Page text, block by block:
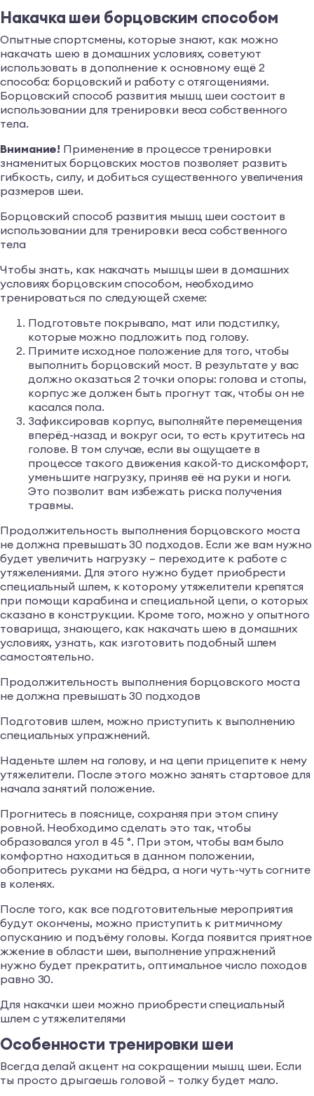
Накачка шеи борцовским способом
Опытные спортсмены, которые знают, как можно
накачать шею в домашних условиях, советуют
использовать в дополнение к основному ещё 2
способа: борцовский и работу с отягощениями.
Борцовский способ развития мышц шеи состоит в
использовании для тренировки веса собственного
тела.
Внимание! Применение в процессе тренировки
знаменитых борцовских мостов позволяет развить
гибкость, силу, и добиться существенного увеличения
размеров шеи.
Борцовский способ развития мышц шеи состоит в
использовании для тренировки веса собственного
тела
Чтобы знать, как накачать мышцы шеи в домашних
условиях борцовским способом, необходимо
тренироваться по следующей схеме:
Подготовьте покрывало, мат или подстилку,
которые можно подложить под голову.
Примите исходное положение для того, чтобы
выполнить борцовский мост. В результате у вас
должно оказаться 2 точки опоры: голова и стопы,
корпус же должен быть прогнут так, чтобы он не
касался пола.
Зафиксировав корпус, выполняйте перемещения
вперёд-назад и вокруг оси, то есть крутитесь на
голове. В том случае, если вы ощущаете в
процессе такого движения какой-то дискомфорт,
уменьшите нагрузку, приняв её на руки и ноги.
Это позволит вам избежать риска получения
травмы.
Продолжительность выполнения борцовского моста
не должна превышать 30 подходов. Если же вам нужно
будет увеличить нагрузку – переходите к работе с
утяжелениями. Для этого нужно будет приобрести
специальный шлем, к которому утяжелители крепятся
при помощи карабина и специальной цепи, о которых
сказано в конструкции. Кроме того, можно у опытного
товарища, знающего, как накачать шею в домашних
условиях, узнать, как изготовить подобный шлем
самостоятельно.
Продолжительность выполнения борцовского моста
не должна превышать 30 подходов
Подготовив шлем, можно приступить к выполнению
специальных упражнений.
Наденьте шлем на голову, и на цепи прицепите к нему
утяжелители. После этого можно занять стартовое для
начала занятий положение.
Прогнитесь в пояснице, сохраняя при этом спину
ровной. Необходимо сделать это так, чтобы
образовался угол в 45 °. При этом, чтобы вам было
комфортно находиться в данном положении,
обопритесь руками на бёдра, а ноги чуть-чуть согните
в коленях.
После того, как все подготовительные мероприятия
будут окончены, можно приступить к ритмичному
опусканию и подъёму головы. Когда появится приятное
жжение в области шеи, выполнение упражнений
нужно будет прекратить, оптимальное число походов
равно 30.
Для накачки шеи можно приобрести специальный
шлем с утяжелителями
Особенности тренировки шеи
Всегда делай акцент на сокращении мышц шеи. Если
ты просто дрыгаешь головой – толку будет мало.